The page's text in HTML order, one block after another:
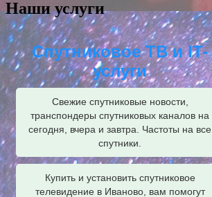
Наши услуги
Спутниковое ТВ и IT-
услуги
Свежие спутниковые новости,
транспондеры спутниковых каналов на
сегодня, вчера и завтра. Частоты на все
спутники.
Купить и установить спутниковое
телевидение в Иваново, вам помогут